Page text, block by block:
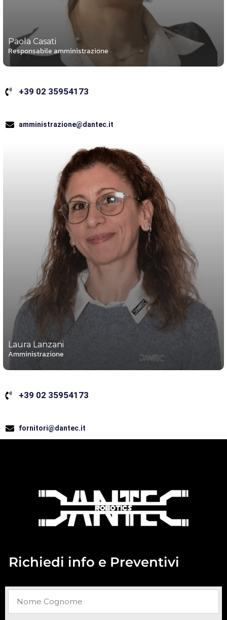
Paola Casati
Responsabile amministrazione
+39 02 35954173
amministrazione@dantec.it
Laura Lanzani
Amministrazione
+39 02 35954173
fornitori@dantec.it
Richiedi info e Preventivi